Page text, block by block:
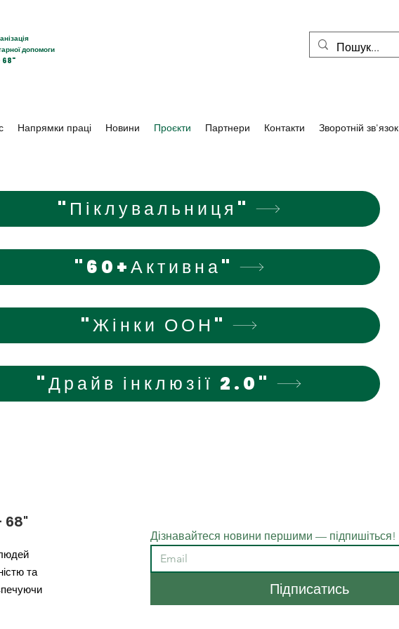
допомоги
68"
Напрямки праці Новини Проєкти Партнери Контакти Зворотній зв'язок
"Піклувальниця"
"60+Активна"
"Жінки ООН"
"Драйв інклюзії 2.0"
68"
та
Дізнавайтеся новини першими — підпишіться!
Підписатись